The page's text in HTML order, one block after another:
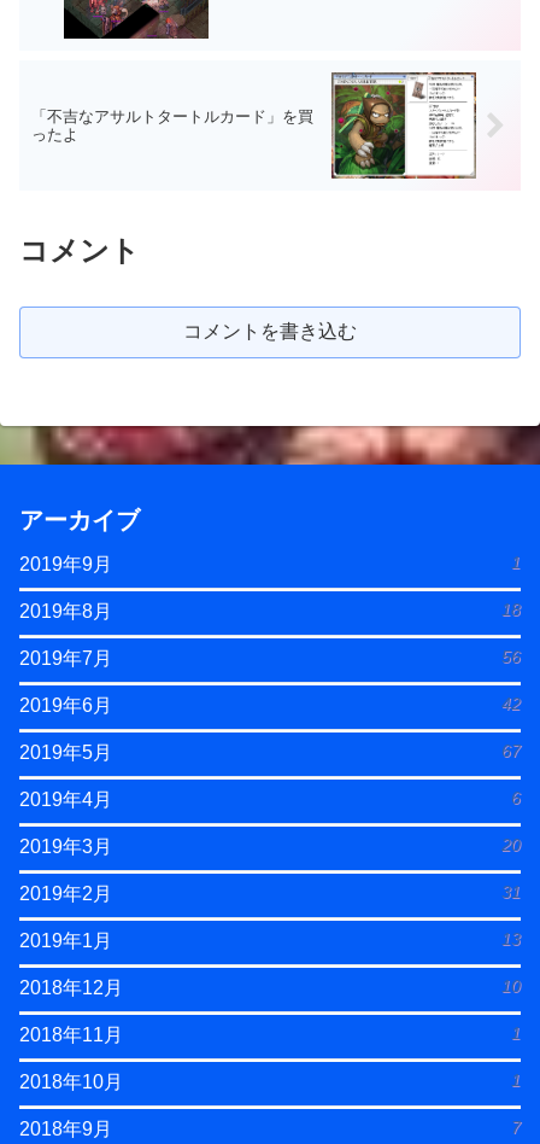
「不吉なアサルトタートルカード」を買
ったよ
コメント
コメントを書き込む
アーカイブ
2019年9月 1
2019年8月 18
2019年7月 56
2019年6月 42
2019年5月 67
2019年4月 6
2019年3月 20
2019年2月 31
2019年1月 13
2018年12月 10
2018年11月 1
2018年10月 1
2018年9月 7